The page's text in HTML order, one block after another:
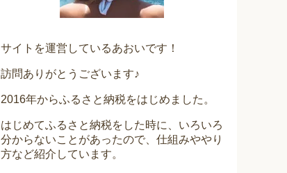
サイトを運営しているあおいです！
訪問ありがとうございます♪
2016年からふるさと納税をはじめました。
はじめてふるさと納税をした時に、いろいろ
分からないことがあったので、仕組みややり
方など紹介しています。